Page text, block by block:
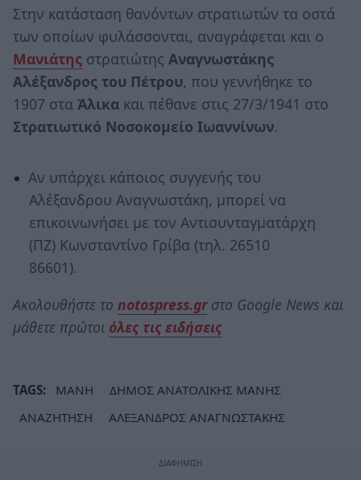
Στην κατάσταση θανόντων στρατιωτών τα οστά
των οποίων φυλάσσονται, αναγράφεται και ο
Μανιάτης στρατιώτης Αναγνωστάκης
Αλέξανδρος του Πέτρου, που γεννήθηκε το
1907 στα Άλικα και πέθανε στις 27/3/1941 στο
Στρατιωτικό Νοσοκομείο Ιωαννίνων.
Αν υπάρχει κάποιος συγγενής του
Αλέξανδρου Αναγνωστάκη, μπορεί να
επικοινωνήσει με τον Αντισυνταγματάρχη
(ΠΖ) Κωνσταντίνο Γρίβα (τηλ. 26510
86601).
Ακολουθήστε το notospress.grστο Google News και
μάθετε πρώτοι όλες τις ειδήσεις
TAGS: ΜΑΝΗ
ΔΗΜΟΣ ΑΝΑΤΟΛΙΚΗΣ ΜΑΝΗΣ
ΑΝΑΖΗΤΗΣΗ
ΑΛΕΞΑΝΔΡΟΣ ΑΝΑΓΝΩΣΤΑΚΗΣ